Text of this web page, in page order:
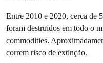
Entre 2010 e 2020, cerca de
foram destruídos em todo o
commodities.
correm risco de extinção.